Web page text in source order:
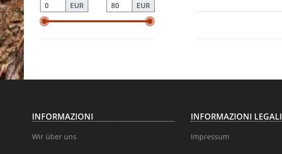
EUR
EUR
INFORMAZIONI
Wir über uns
INFORMAZIONI LEGALI
Impressum